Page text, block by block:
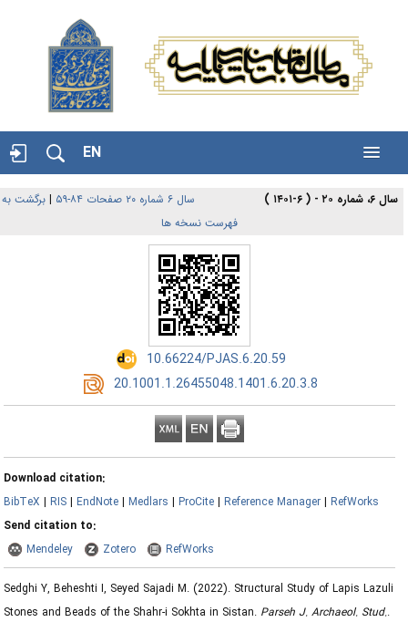
EN
سال ۶، شماره ۲۰ - ( ۶-۱۴۰۱ ) سال ۶ شماره ۲۰ صفحات ۸۴-۵۹ | برگشت به
فهرست نسخه ها
‎ 10.66224/PJAS.6.20.59
‎ 20.1001.1.26455048.1401.6.20.3.8
Download citation:
BibTeX |RIS |EndNote |Medlars |ProCite |Reference Manager |RefWorks
Send citation to:
Mendeley
Zotero RefWorks
Sedghi Y, Beheshti I, Seyed Sajadi M.(2022).Structural Study of Lapis Lazuli
Stones and Beads of the Shahr-i Sokhta in Sistan.Parseh J. Archaeol. Stud.